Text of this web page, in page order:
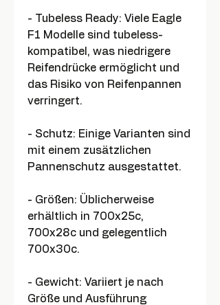
- Tubeless Ready: Viele Eagle
F1 Modelle sind tubeless-
kompatibel, was niedrigere
Reifendrücke ermöglicht und
das Risiko von Reifenpannen
verringert.
- Schutz: Einige Varianten sind
mit einem zusätzlichen
Pannenschutz ausgestattet.
- Größen: Üblicherweise
erhältlich in 700x25c,
700x28c und gelegentlich
700x30c.
- Gewicht: Variiert je nach
Größe und Ausführung